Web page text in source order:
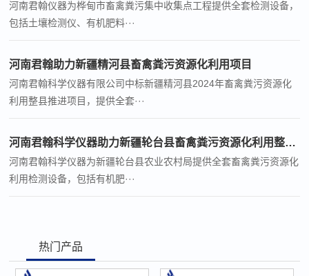
河南君翰仪器为桦甸市畜禽粪污集中收集点工程提供全套检测设备，
包括土壤检测仪、有机肥料···
河南君翰助力新疆精河县畜禽粪污资源化利用项目
河南君翰科学仪器有限公司中标新疆精河县2024年畜禽粪污资源化
利用整县推进项目，提供全套···
河南君翰科学仪器助力新疆轮台县畜禽粪污资源化利用整县推进项目
河南君翰科学仪器为新疆轮台县农业农村局提供全套畜禽粪污资源化
利用检测设备，包括有机肥···
热门产品